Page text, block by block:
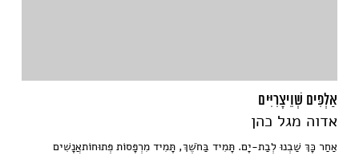
אַלְפִּים שְׁוֵיצָרִיִּים
אדוה מגל כהן
אַחַר כָּךְ שַׁבְנוּ לְבַת-יָם. תָּמִיד בַּחֹשֶׁךְ, תָּמִיד מִרְפָּסוֹת פְּתוּחוֹתאֲנָשִׁים